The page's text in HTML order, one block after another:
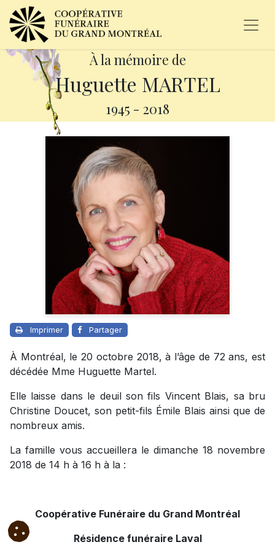
À la mémoire de
Huguette MARTEL
1945 - 2018
Imprimer Partager
À Montréal, le 20 octobre 2018, à l’âge de 72 ans, est
décédée Mme Huguette Martel.
Elle laisse dans le deuil son fils Vincent Blais, sa bru
Christine Doucet, son petit-fils Émile Blais ainsi que de
nombreux amis.
La famille vous accueillera le dimanche 18 novembre
2018 de 14 h à 16 h à la :
Coopérative Funéraire du Grand Montréal
Résidence funéraire Laval